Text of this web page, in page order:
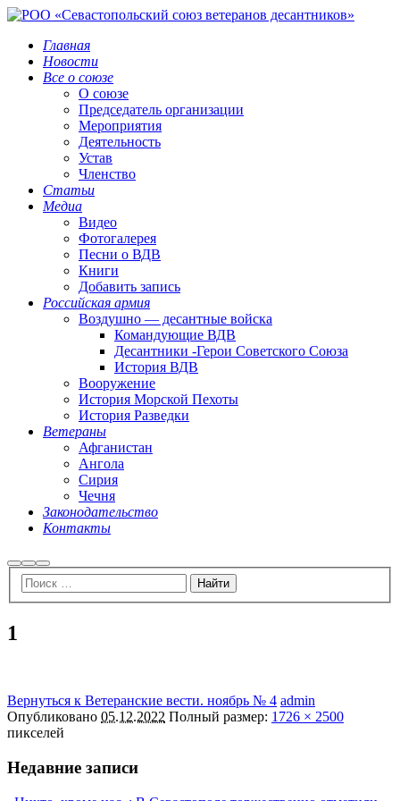
Главная
Новости
Все о союзе
О союзе
Председатель организации
Мероприятия
Деятельность
Устав
Членство
Статьи
Медиа
Видео
Фотогалерея
Песни о ВДВ
Книги
Добавить запись
Российская армия
Воздушно — десантные войска
Командующие ВДВ
Десантники -Герои Советского Союза
История ВДВ
Вооружение
История Морской Пехоты
История Разведки
Ветераны
Афганистан
Ангола
Сирия
Чечня
Законодательство
Контакты
НайтиБольше
информации
Главное
меню
1
Вернуться к Ветеранские вести. ноябрь № 4 admin
Опубликовано 05.12.2022 Полный размер: 1726 × 2500
пикселей
Недавние записи